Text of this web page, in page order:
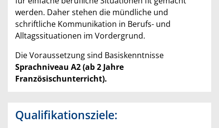
werden. Daher stehen die mündliche und
schriftliche Kommunikation in Berufs- und
Alltagssituationen im Vordergrund.
Die Voraussetzung sind Basiskenntnisse
Sprachniveau A2 (ab 2 Jahre
Französischunterricht).
Qualifikationsziele: